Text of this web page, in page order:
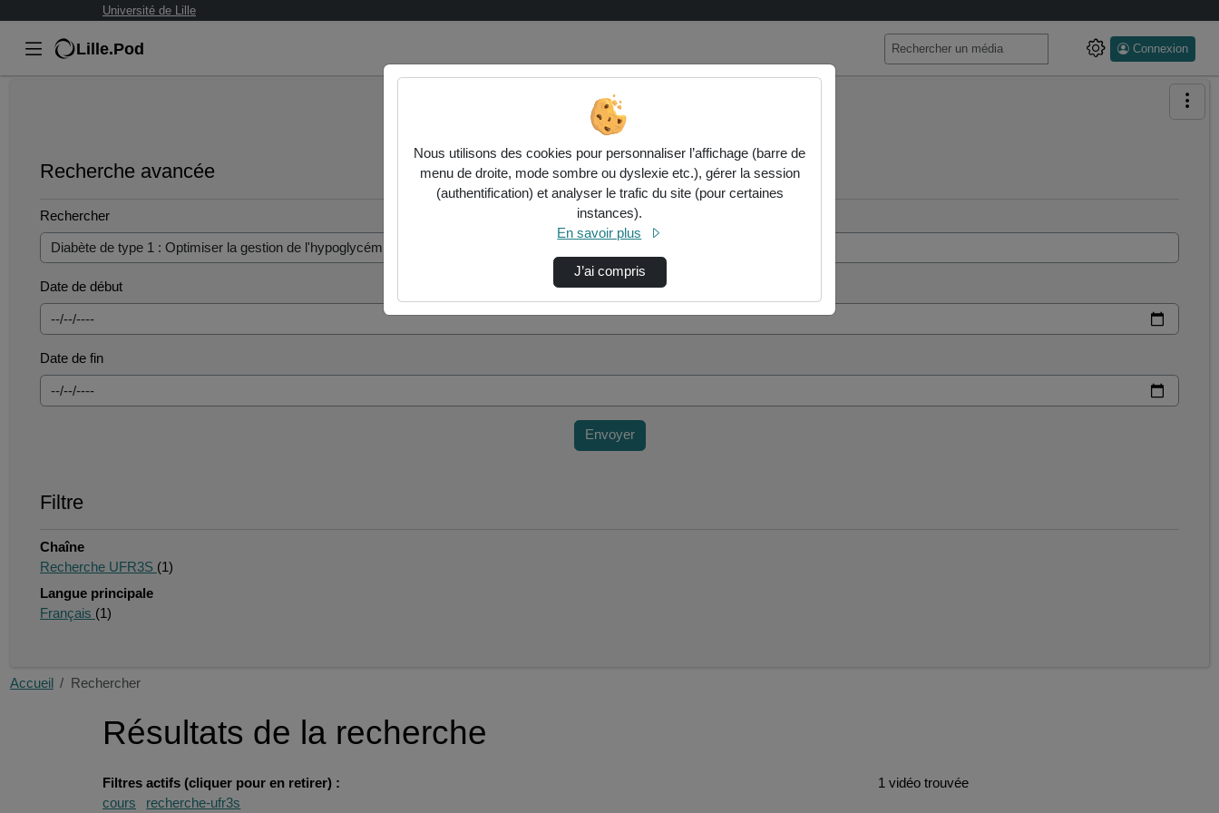
Université de Lille
Lille.Pod Connexion
Recherche avancée
Rechercher
Date de début
Date de fin
Envoyer
Filtre
Chaîne
Recherche UFR3S (1)
Langue principale
Français (1)
Accueil Rechercher
Résultats de la recherche
Filtres actifs (cliquer pour en retirer) :
cours
recherche-ufr3s
1 vidéo trouvée
Nous utilisons des cookies pour personnaliser l’affichage (barre de
menu de droite, mode sombre ou dyslexie etc.), gérer la session
(authentification) et analyser le trafic du site (pour certaines
instances).
En savoir plus
J’ai compris